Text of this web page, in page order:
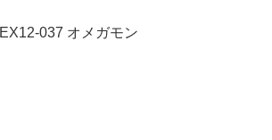
EX12-037 オメガモン